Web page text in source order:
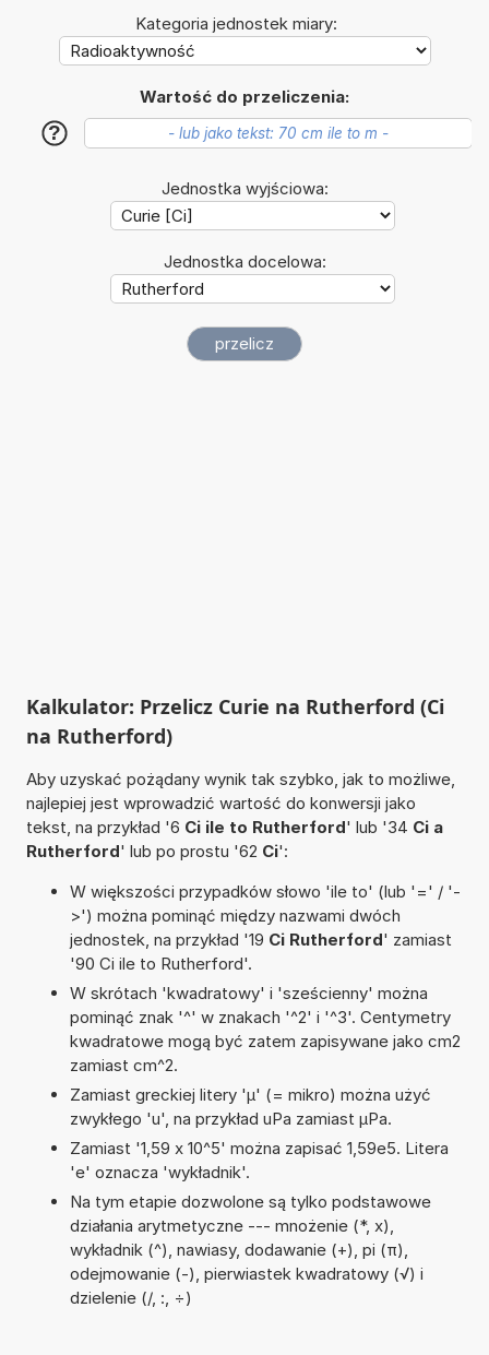
Kategoria jednostek miary:
Wartość do przeliczenia:
?
Jednostka wyjściowa:
Jednostka docelowa:
Kalkulator: Przelicz Curie na Rutherford (Ci
na Rutherford)
Aby uzyskać pożądany wynik tak szybko, jak to możliwe,
najlepiej jest wprowadzić wartość do konwersji jako
tekst, na przykład '6 Ci ile to Rutherford' lub '34 Ci a
Rutherford' lub po prostu '62 Ci':
W większości przypadków słowo 'ile to' (lub '=' / '-
>') można pominąć między nazwami dwóch
jednostek, na przykład '19 Ci Rutherford' zamiast
'90 Ci ile to Rutherford'.
W skrótach 'kwadratowy' i 'sześcienny' można
pominąć znak '^' w znakach '^2' i '^3'. Centymetry
kwadratowe mogą być zatem zapisywane jako cm2
zamiast cm^2.
Zamiast greckiej litery 'µ' (= mikro) można użyć
zwykłego 'u', na przykład uPa zamiast µPa.
Zamiast '1,59 x 10^5' można zapisać 1,59e5. Litera
'e' oznacza 'wykładnik'.
Na tym etapie dozwolone są tylko podstawowe
działania arytmetyczne --- mnożenie (*, x),
wykładnik (^), nawiasy, dodawanie (+), pi (π),
odejmowanie (-), pierwiastek kwadratowy (√) i
dzielenie (/, :, ÷)